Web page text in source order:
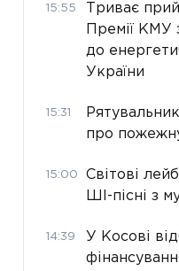
15:55
Триває
Премії КМУ
до
України
15:31
про
15:00
Світові
ШІ-пісні з
14:39
У Косові